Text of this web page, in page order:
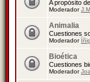
A propósito
Moderador
Animalia
Cuestiones
Moderador
Bioética
Cuestiones
Moderador